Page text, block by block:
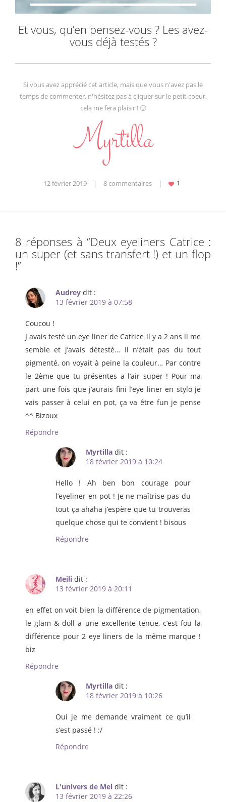
Et vous, qu’en pensez-vous ? Les avez-
vous déjà testés ?
Si vous avez apprécié cet article, mais que vous n'avez pas le
temps de commenter, n'hésitez pas à cliquer sur le petit coeur,
cela me fera plaisir ! 🙂
12 février 2019 | 8 commentaires |
8 réponses à “Deux eyeliners Catrice :
un super (et sans transfert !) et un flop
!”
Audrey dit :
13 février 2019 à 07:58
Coucou !
J avais testé un eye liner de Catrice il y a 2 ans il me
semble et j’avais détesté… Il n’était pas du tout
pigmenté, on voyait à peine la couleur… Par contre
le 2ème que tu présentes a l’air super ! Pour ma
part une fois que j’aurais fini l’eye liner en stylo je
vais passer à celui en pot, ça va être fun je pense
^^ Bizoux
Répondre
Myrtilla dit :
18 février 2019 à 10:24
Hello ! Ah ben bon courage pour
l’eyeliner en pot ! Je ne maîtrise pas du
tout ça ahaha j’espère que tu trouveras
quelque chose qui te convient ! bisous
Répondre
Meili dit :
13 février 2019 à 20:11
en effet on voit bien la différence de pigmentation,
le glam & doll a une excellente tenue, c’est fou la
différence pour 2 eye liners de la même marque !
biz
Répondre
Myrtilla dit :
18 février 2019 à 10:26
Oui je me demande vraiment ce qu’il
s’est passé ! :/
Répondre
L'univers de Mel dit :
13 février 2019 à 22:26